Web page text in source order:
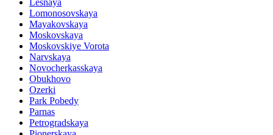
Lomonosovskaya
Mayakovskaya
Moskovskaya
Moskovskiye Vorota
Narvskaya
Novocherkasskaya
Obukhovo
Ozerki
Park Pobedy
Parnas
Petrogradskaya